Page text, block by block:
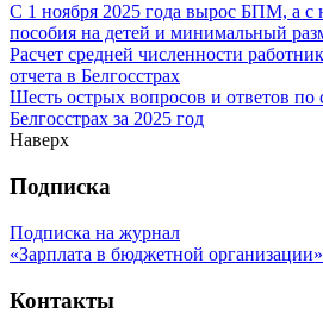
С 1 ноября 2025 года вырос БПМ, а с
пособия на детей и минимальный
Расчет средней численности
отчета в Белгосстрах
Шесть острых вопросов и ответов по
Белгосстрах за 2025 год
Наверх
Подписка
Подписка на журнал
«Зарплата в бюджетной организации»
Контакты